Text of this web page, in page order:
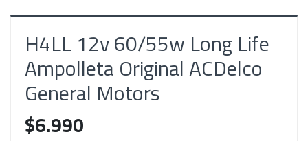
H4LL 12v 60/55w Long Life
Ampolleta Original ACDelco
General Motors
$6.990